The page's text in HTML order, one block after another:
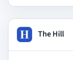
The Hill